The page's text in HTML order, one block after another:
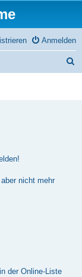
Anmelden
nicht mehr
der Online-Liste